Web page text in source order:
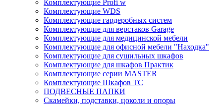
Комплектующие Profi w
Комплектующие WDS
Комплектующие гардеробных систем
Комплектующие для верстаков Garage
Комплектующие для медицинской мебели
Комплектующие для офисной мебели "Находка"
Комплектующие для сушильных шкафов
Комплектующие для шкафов Практик
Комплектующие серии MASTER
Комплектующие Шкафов ТС
ПОДВЕСНЫЕ ПАПКИ
Скамейки, подставки, цоколи и опоры